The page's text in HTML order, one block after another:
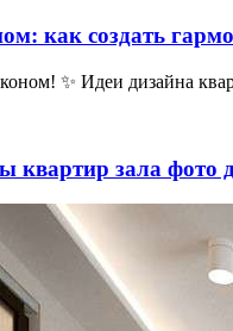
как создать
✨ Идеи дизайна
квартир зала фото